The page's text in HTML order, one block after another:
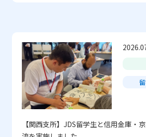
アジア アフリカ
中国
オセアニア
中南米
【関西支所】JDS留学生と信用金庫・